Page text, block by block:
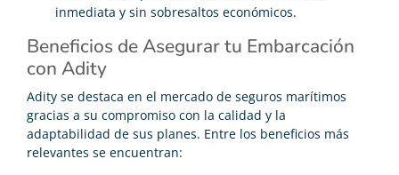
inmediata y sin sobresaltos económicos.
Beneficios de Asegurar tu Embarcación
con Adity
Adity se destaca en el mercado de seguros marítimos
gracias a su compromiso con la calidad y la
adaptabilidad de sus planes. Entre los beneficios más
relevantes se encuentran: